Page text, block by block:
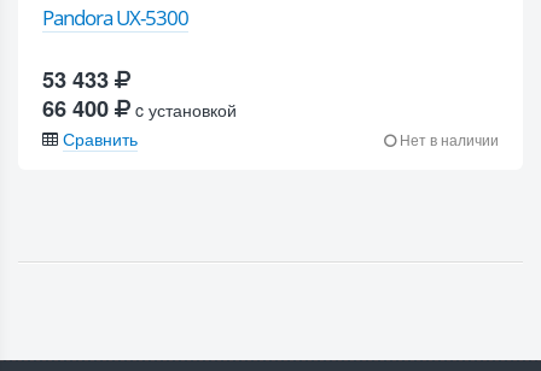
Pandora UX-5300
53 433
66 400
c установкой
Сравнить
Нет в наличии